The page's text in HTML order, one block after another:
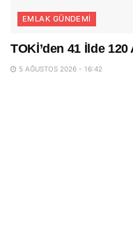
EMLAK GÜNDEMI
TOKİ’den 41 İlde 120
5 AĞUSTOS 2026 - 16:42